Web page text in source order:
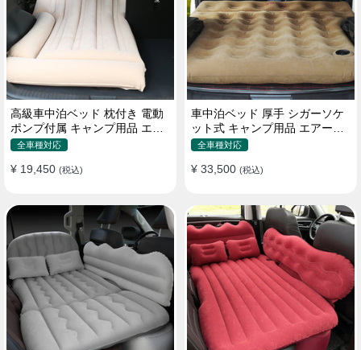
高級車中泊ベッド 枕付き 電動
ポンプ付属 キャンプ用品 エア
ーベッド 普通車 SUV
全車種対応
¥ 19,450 (税込)
車中泊ベッド 厚手 シガーソケ
ット式 キャンプ用品 エアーベ
ッド 収納袋付き 普通車 SUV適
全車種対応
¥ 33,500 (税込)